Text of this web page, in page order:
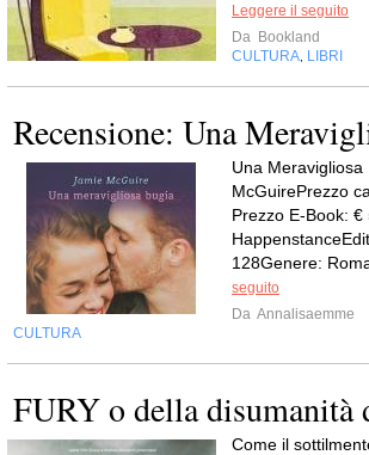
Leggere il seguito
Da Bookland
CULTURA LIBRI
Recensione: Una
Una Meravigliosa
McGuirePrezzo
Prezzo E-Book:
128Genere:
seguito
Da Annalisaemme
CULTURA
FURY o della disumanità
Come il